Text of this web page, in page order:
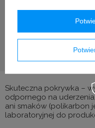
Skuteczna pokrywka –
odpornego na
ani smaków (polikarbon
laboratoryjnej do